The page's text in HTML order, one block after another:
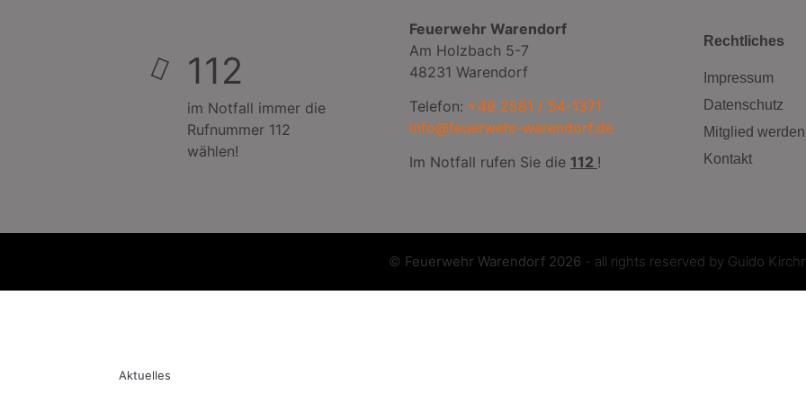
112
im Notfall immer die
Rufnummer 112
wählen!
Feuerwehr Warendorf
Am Holzbach 5-7
48231 Warendorf
Telefon: +49 2581 / 54-1371
info@feuerwehr-warendorf.de
Im Notfall rufen Sie die 112 !
Rechtliches
Impressum
Datenschutz
Mitglied
Kontakt
© Feuerwehr Warendorf 2026 - all rights reserved by Guido
Aktuelles